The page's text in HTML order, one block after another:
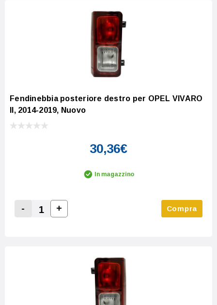
Fendinebbia posteriore destro per OPEL VIVARO
II, 2014-2019, Nuovo
30,36€
In magazzino
Decrease Quantity:
-
Increase Quantity:
+ Compra